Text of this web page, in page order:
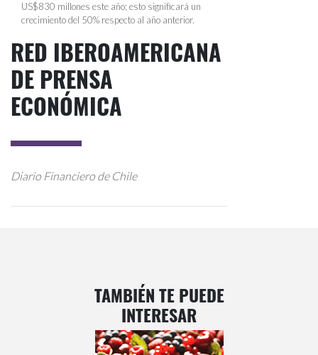
US$830 millones este año; esto significará un
crecimiento del 50% respecto al año anterior.
RED IBEROAMERICANA
DE PRENSA
ECONÓMICA
Diario Financiero de Chile
TAMBIÉN TE PUEDE
INTERESAR